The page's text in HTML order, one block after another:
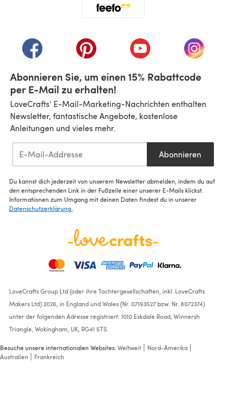
(öffnet sich in einem neuen Tab)
(öffnet sich in einem neuen Tab)
(öffnet sich in einem
(öffnet
Abonnieren Sie, um einen 15% Rabattcode
per E-Mail zu erhalten!
LoveCrafts' E-Mail-Marketing-Nachrichten enthalten
Newsletter, fantastische Angebote, kostenlose
Anleitungen und vieles mehr.
Abonnieren
Du kannst dich jederzeit von unserem Newsletter abmelden, indem du auf
den entsprechenden Link in der Fußzeile einer unserer E-Mails klickst.
Informationen zum Umgang mit deinen Daten findest du in unserer
Datenschutzerklärung
LoveCrafts Group Ltd (oder ihre Tochtergesellschaften, inkl. LoveCrafts
Makers Ltd) 2026, in England und Wales (Nr. 07193527 bzw. Nr. 8072374)
unter der folgenden Adresse registriert: 1010 Eskdale Road, Winnersh
Triangle, Wokingham, UK, RG41 5TS.
Besuche unsere internationalen Websites:Weltweit
Nord-Amerika
Australien
Frankreich